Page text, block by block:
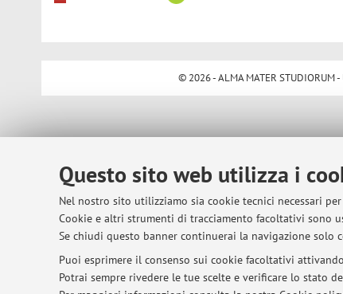
Questo sito web utilizza i
Nel nostro sito utilizziamo sia cookie tecnici necessari
Cookie e altri strumenti di tracciamento facoltativi sono
Se chiudi questo banner continuerai la navigazione solo
Puoi esprimere il consenso sui cookie facoltativi
Potrai sempre rivedere le tue scelte e verificare lo stato
© 2026 - ALMA MATER STUDIORUM